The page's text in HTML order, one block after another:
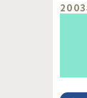
2003